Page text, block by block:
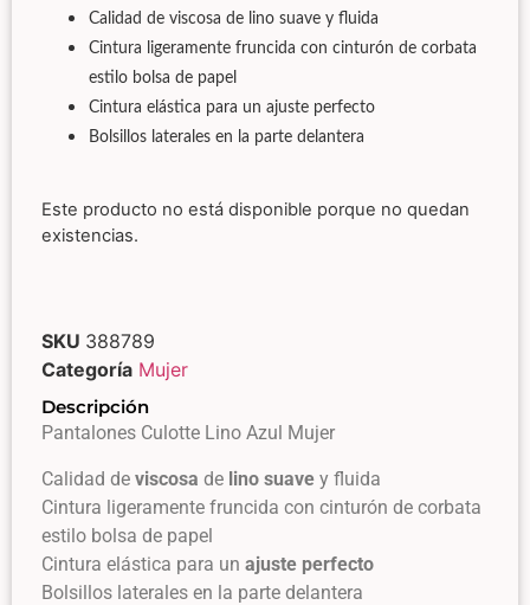
Calidad de viscosa de lino suave y fluida
Cintura ligeramente fruncida con cinturón de corbata
estilo bolsa de papel
Cintura elástica para un ajuste perfecto
Bolsillos laterales en la parte delantera
Este producto no está disponible porque no quedan
existencias.
SKU 388789
Categoría Mujer
Descripción
Pantalones Culotte Lino Azul Mujer
Calidad de viscosa de lino suave y fluida
Cintura ligeramente fruncida con cinturón de corbata
estilo bolsa de papel
Cintura elástica para un ajuste perfecto
Bolsillos laterales en la parte delantera